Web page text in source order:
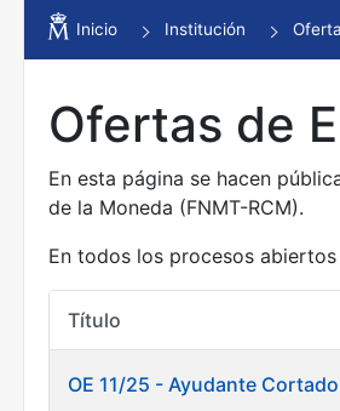
Mostrar/Ocultar
Mostrar/Ocultar
Mostrar/Ocultar
Inicio Institución
Ofertas de
En esta página se hacen
de la Moneda (FNMT-RCM).
En todos los procesos
Título
OE 11/25 - Ayudante